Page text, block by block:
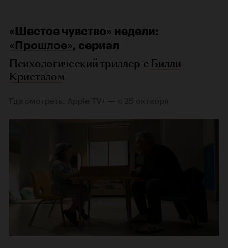
«Шестое чувство» недели:
«Прошлое», сериал
Психологический триллер с Билли
Кристалом